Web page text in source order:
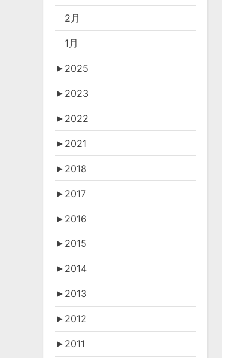
2月
1月
► 2025
► 2023
► 2022
► 2021
► 2018
► 2017
► 2016
► 2015
► 2014
► 2013
► 2012
► 2011